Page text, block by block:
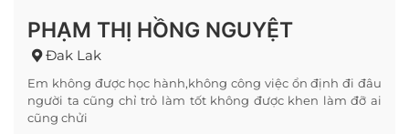
PHẠM THỊ HỒNG NGUYỆT
Đak Lak
Em không được học hành,không công việc ổn định đi đâu
người ta cũng chỉ trỏ làm tốt không được khen làm đỡ ai
cũng chửi